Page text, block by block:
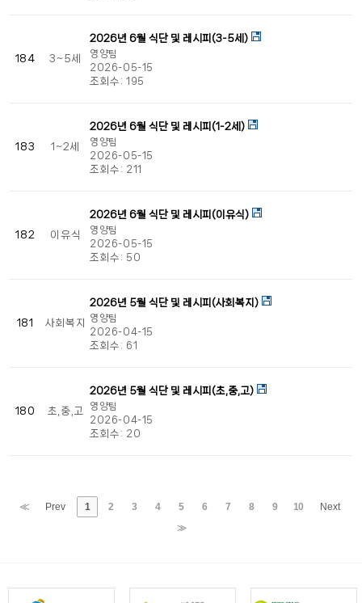
184 3~5세
2026년 6월 식단 및 레시피(3-5세)
영양팀
2026-05-15
조회수:195
183 1~2세
2026년 6월 식단 및 레시피(1-2세)
영양팀
2026-05-15
조회수: 211
182 이유식
2026년 6월 식단 및 레시피(이유식)
영양팀
2026-05-15
조회수: 50
181 사회복지
2026년 5월 식단 및 레시피(사회복지)
영양팀
2026-04-15
조회수: 61
180 초,중,고
2026년 5월 식단 및 레시피(초,중,고)
영양팀
2026-04-15
조회수: 20
≪ Prev 1 2 3 4 5 6 7 8 9 10
Next
≫